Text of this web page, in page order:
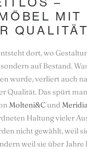
MIT
QUALITÄT
dort, wo
auf Bestand.
wurde, verliert auch
Qualität. Das spürt
Molteni&Cund
Haltung vieler
nicht gewählt, weil
weil sie über Jahre